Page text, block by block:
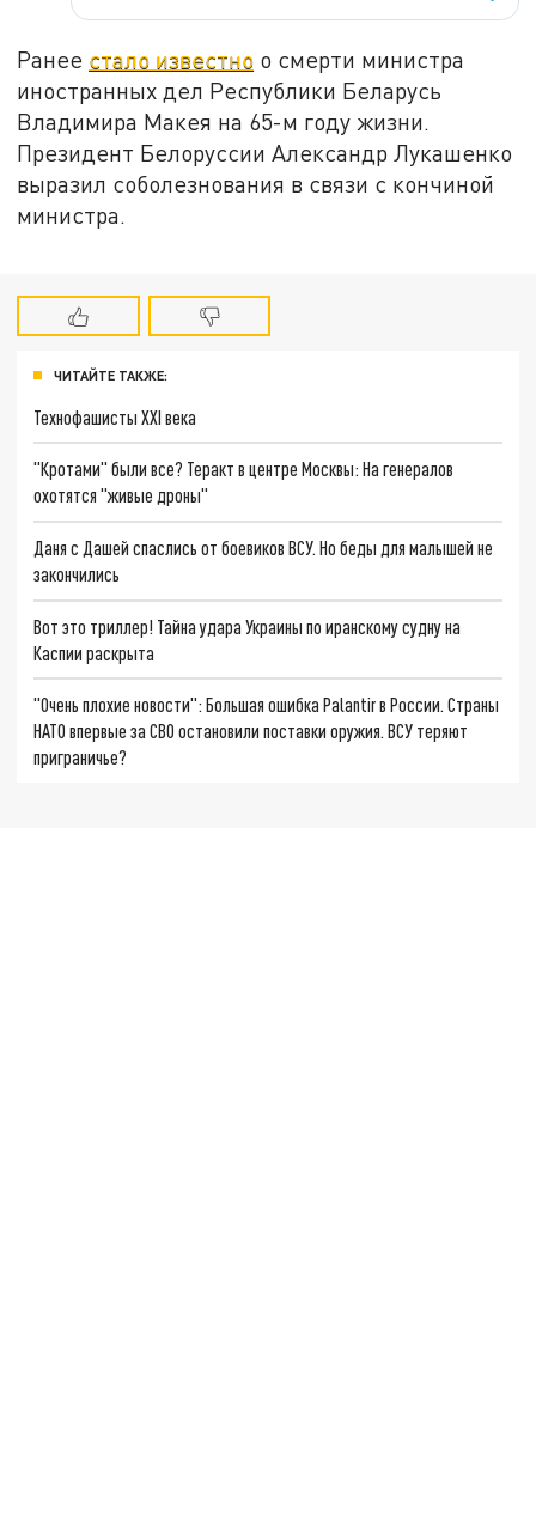
Ранее стало известно о смерти министра
иностранных дел Республики Беларусь
Владимира Макея на 65-м году жизни.
Президент Белоруссии Александр Лукашенко
выразил соболезнования в связи с кончиной
министра.
ЧИТАЙТЕ ТАКЖЕ:
Технофашисты XXI века
"Кротами" были все? Теракт в центре Москвы: На генералов
охотятся "живые дроны"
Даня с Дашей спаслись от боевиков ВСУ. Но беды для малышей не
закончились
Вот это триллер! Тайна удара Украины по иранскому судну на
Каспии раскрыта
"Очень плохие новости": Большая ошибка Palantir в России. Страны
НАТО впервые за СВО остановили поставки оружия. ВСУ теряют
приграничье?